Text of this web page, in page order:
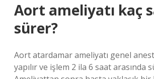
Aort ameliyatı kaç
sürer?
Aort atardamar ameliyatı genel
yapılır ve işlem 2 ila 6 saat arasında